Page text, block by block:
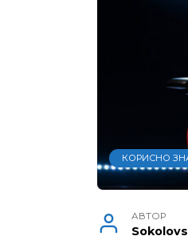
КОРИСНО
АВТОР